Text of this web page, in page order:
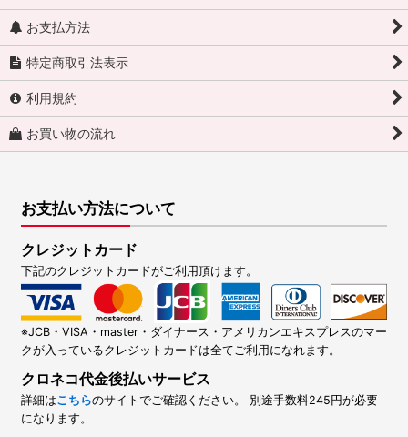
お支払方法
特定商取引法表示
利用規約
お買い物の流れ
お支払い方法について
クレジットカード
下記のクレジットカードがご利用頂けます。
※JCB・VISA・master・ダイナース・アメリカンエキスプレスのマー
クが入っているクレジットカードは全てご利用になれます。
クロネコ代金後払いサービス
詳細はこちらのサイトでご確認ください。 別途手数料245円が必要
になります。